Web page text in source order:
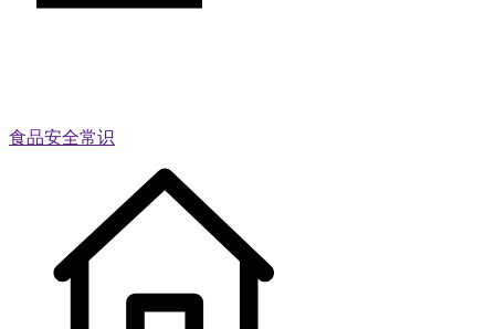
食品安全常识